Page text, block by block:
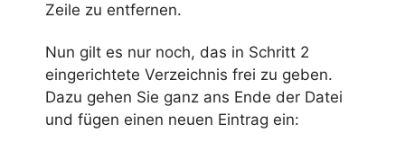
Zeile zu entfernen.
Nun gilt es nur noch, das in Schritt 2
eingerichtete Verzeichnis frei zu geben.
Dazu gehen Sie ganz ans Ende der Datei
und fügen einen neuen Eintrag ein: